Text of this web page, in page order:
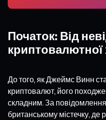
Початок: Від
криптовалютної
До того, як Джеймс Винн
криптовалют, його
складним. За
британському містечку, де